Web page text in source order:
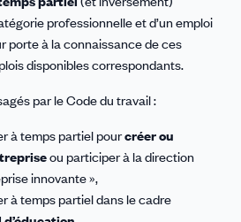
professionnelle et d’un emploi
porte à la connaissance de ces
disponibles correspondants.
par le Code du travail :
à temps partiel pourcréer ou
ou participer à la direction
innovante »,
à temps partiel dans le cadre